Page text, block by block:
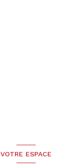
VOTRE ESPACE